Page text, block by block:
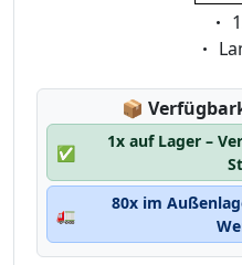
📦
✅
1x auf Lager –
🚛
80x im